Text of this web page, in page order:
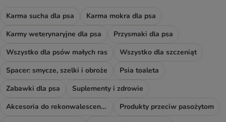
Karma sucha dla psa
Karma mokra dla psa
Karmy weterynaryjne dla psa
Przysmaki dla psa
Wszystko dla psów małych ras
Wszystko dla szczeniąt
Spacer: smycze, szelki i obroże
Psia toaleta
Zabawki dla psa
Suplementy i zdrowie
Akcesoria do rekonwalescencji
Produkty przeciw pasożytom